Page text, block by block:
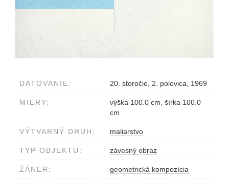
DATOVANIE: 20. storočie, 2. polovica, 1969
MIERY:
výška 100.0 cm, šírka 100.0
cm
VÝTVARNÝ DRUH: maliarstvo
TYP OBJEKTU: závesný obraz
ŽÁNER: geometrická kompozícia